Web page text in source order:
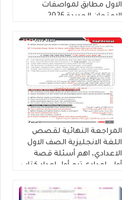
الاول مطابق لمواصفات
الامتحان الجديدة 2026
المراجعة النهائية لقصص
اللغة الانجليزية الصف الاول
الاعدادي، اهم أسئلة قصة
أولى إعدادى ترم أول إعداد كتاب